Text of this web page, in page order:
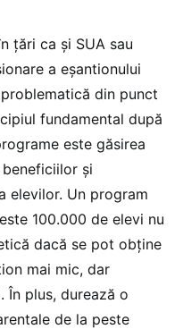
țări ca și SUA sau
a eșantionului
din punct
fundamental după
este găsirea
și
elevilor. Un program
100.000 de elevi nu
dacă se pot obține
mai mic, dar
În plus, durează o
de la peste